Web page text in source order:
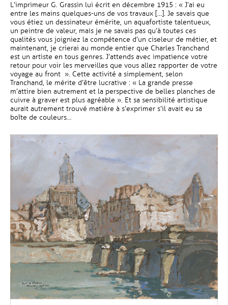
L’imprimeur G. Grassin lui écrit en décembre 1915 : « J’ai eu
entre les mains quelques-uns de vos travaux […]. Je savais que
vous étiez un dessinateur émérite, un aquafortiste talentueux,
un peintre de valeur, mais je ne savais pas qu’à toutes ces
qualités vous joigniez la compétence d’un ciseleur de métier, et
maintenant, je crierai au monde entier que Charles Tranchand
est un artiste en tous genres. J’attends avec impatience votre
retour pour voir les merveilles que vous allez rapporter de votre
voyage au front ». Cette activité a simplement, selon
Tranchand, le mérite d’être lucrative : « La grande presse
m’attire bien autrement et la perspective de belles planches de
cuivre à graver est plus agréable ». Et sa sensibilité artistique
aurait autrement trouvé matière à s’exprimer s’il avait eu sa
boîte de couleurs…